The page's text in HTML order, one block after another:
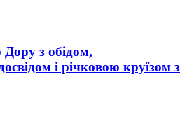
Дору з обідом,
і річковою круїзом з